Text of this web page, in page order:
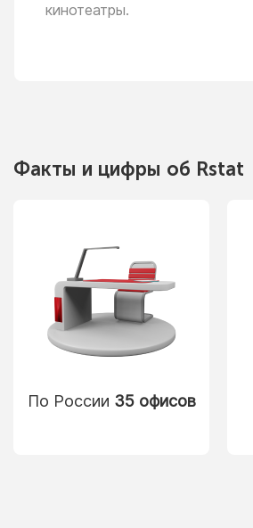
кинотеатры.
Факты и цифры об Rstat
По России 35 офисов